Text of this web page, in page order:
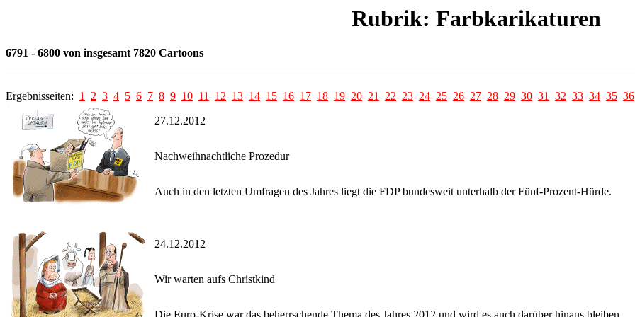
Rubrik: Farbkarikaturen
6791 - 6800 von insgesamt 7820 Cartoons
Ergebnisseiten: 1 2 3 4 5 6 7 8 9 10 11 12 13 14 15 16 17 18 19 20 21 22 23 24 25 26 27 28 29 30 31 32 33 34 35 36
27.12.2012
Nachweihnachtliche Prozedur
Auch in den letzten Umfragen des Jahres liegt die FDP bundesweit unterhalb der Fünf-Prozent-Hürde.
24.12.2012
Wir warten aufs Christkind